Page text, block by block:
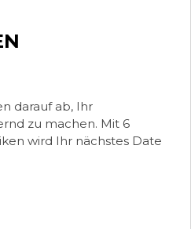
darauf ab, Ihr
zu machen. Mit 6
wird Ihr nächstes Date